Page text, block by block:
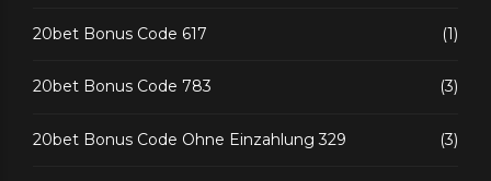
20bet Bonus Code 617 (1)
20bet Bonus Code 783 (3)
20bet Bonus Code Ohne Einzahlung 329 (3)